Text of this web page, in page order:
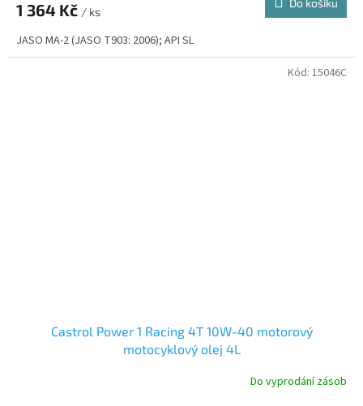
1 364 Kč / ks
Do košíku
JASO MA-2 (JASO T903: 2006); API SL
Castrol Power 1 Racing 4T 10W-40 motorový
motocyklový olej 4L
Do vyprodání zásob
Kód: 15046C